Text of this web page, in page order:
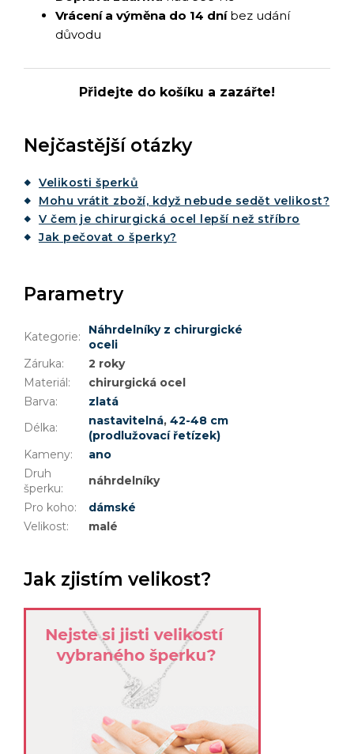
Vrácení a výměna do 14 dníbez udání
důvodu
Přidejte do košíku a zazářte!
Nejčastější otázky
Velikosti šperků
Mohu vrátit zboží, když nebude sedět velikost?
V čem je chirurgická ocel lepší než stříbro
Jak pečovat o šperky?
Parametry
Kategorie:
Náhrdelníky z chirurgické
oceli
Záruka:
2 roky
Materiál:
chirurgická ocel
Barva:
zlatá
Délka: nastavitelná, 42-48 cm
(prodlužovací řetízek)
Kameny:
ano
Druh
šperku:
náhrdelníky
Pro koho:
dámské
Velikost: malé
Jak zjistím velikost?